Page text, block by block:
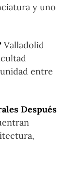
y uno
Valladolid
entre
Después